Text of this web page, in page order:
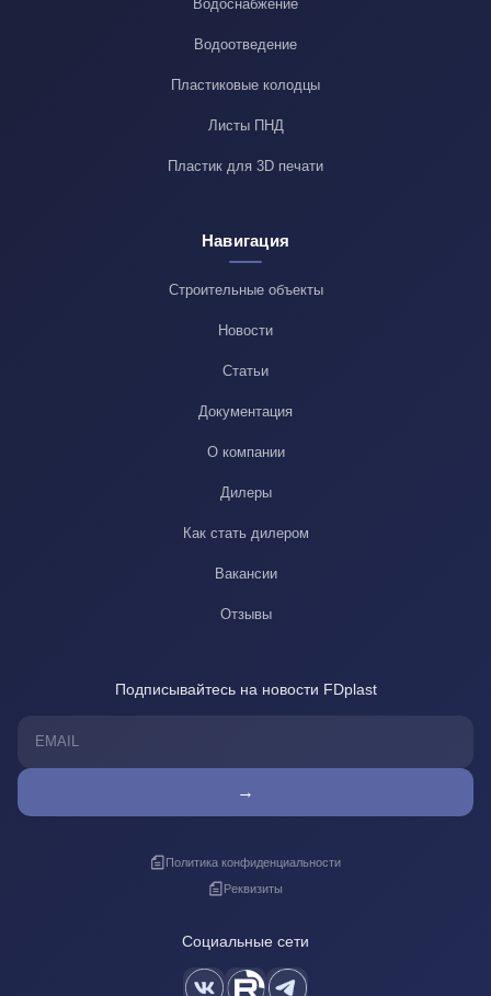
Водоснабжение
Водоотведение
Пластиковые колодцы
Листы ПНД
Пластик для 3D печати
Навигация
Строительные объекты
Новости
Статьи
Документация
О компании
Дилеры
Как стать дилером
Вакансии
Отзывы
Подписывайтесь на новости FDplast
→
Политика конфиденциальности
Реквизиты
Социальные сети